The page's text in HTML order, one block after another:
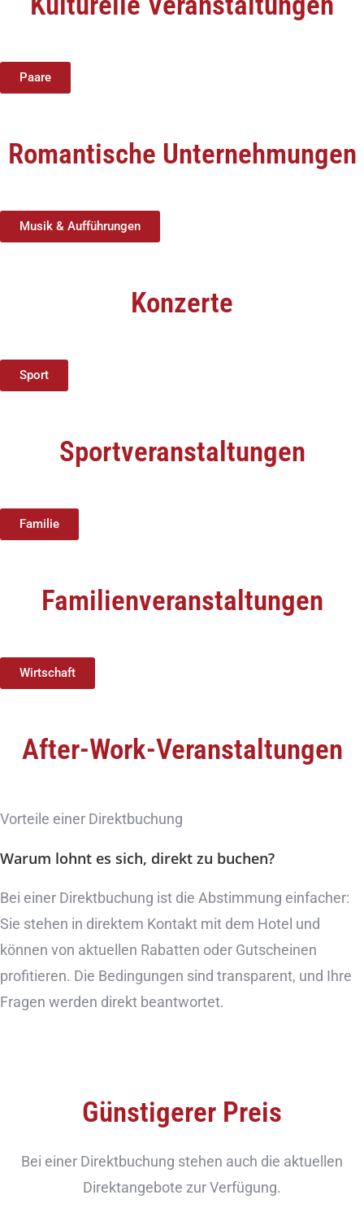
Paare
Romantische Unternehmungen
Musik & Aufführungen
Konzerte
Sport
Sportveranstaltungen
Familie
Familienveranstaltungen
Wirtschaft
After-Work-Veranstaltungen
Vorteile einer Direktbuchung
Warum lohnt es sich, direkt zu buchen?
Bei einer Direktbuchung ist die Abstimmung einfacher:
Sie stehen in direktem Kontakt mit dem Hotel und
können von aktuellen Rabatten oder Gutscheinen
profitieren. Die Bedingungen sind transparent, und Ihre
Fragen werden direkt beantwortet.
Günstigerer Preis
Bei einer Direktbuchung stehen auch die aktuellen
Direktangebote zur Verfügung.